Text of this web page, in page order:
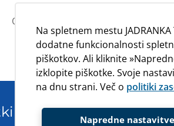
Ogledate si lahko
Na spletnem mestu
dodatne funkcionalnosti
piškotkov. Ali kliknite
izklopite piškotke. Svoje
na dnu strani. Več o politiki
Napredne